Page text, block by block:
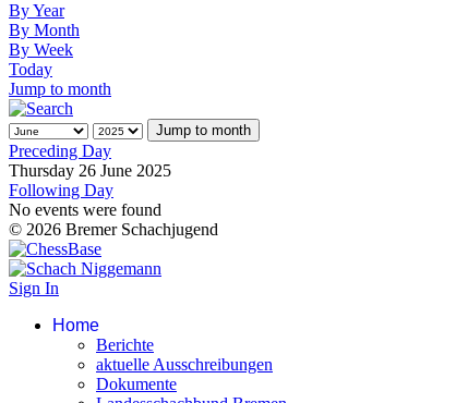
By Year
By Month
By Week
Today
Jump to month
Jump to month
Preceding Day
Thursday 26 June 2025
Following Day
No events were found
© 2026 Bremer Schachjugend
Sign In
Home
Berichte
aktuelle Ausschreibungen
Dokumente